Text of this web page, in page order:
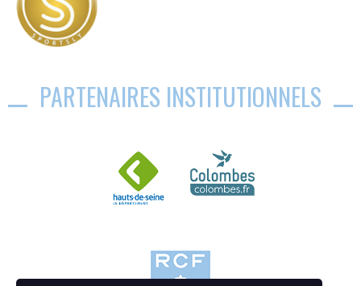
PARTENAIRES INSTITUTIONNELS